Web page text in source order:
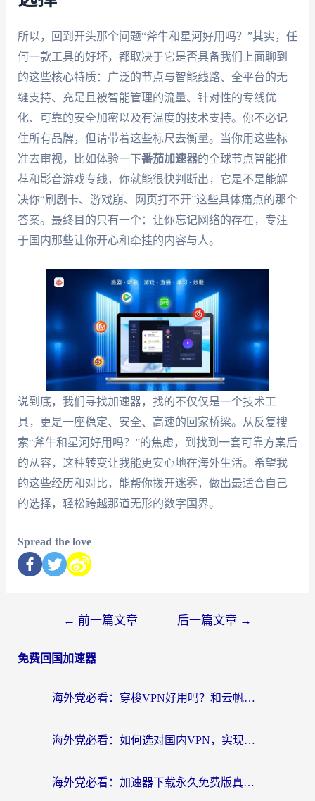
所以，回到开头那个问题“斧牛和星河好用吗？”其实，任
何一款工具的好坏，都取决于它是否具备我们上面聊到
的这些核心特质：广泛的节点与智能线路、全平台的无
缝支持、充足且被智能管理的流量、针对性的专线优
化、可靠的安全加密以及有温度的技术支持。你不必记
住所有品牌，但请带着这些标尺去衡量。当你用这些标
准去审视，比如体验一下番茄加速器的全球节点智能推
荐和影音游戏专线，你就能很快判断出，它是不是能解
决你“刷剧卡、游戏崩、网页打不开”这些具体痛点的那个
答案。最终目的只有一个：让你忘记网络的存在，专注
于国内那些让你开心和牵挂的内容与人。
说到底，我们寻找加速器，找的不仅仅是一个技术工
具，更是一座稳定、安全、高速的回家桥梁。从反复搜
索“斧牛和星河好用吗？”的焦虑，到找到一套可靠方案后
的从容，这种转变让我能更安心地在海外生活。希望我
的这些经历和对比，能帮你拨开迷雾，做出最适合自己
的选择，轻松跨越那道无形的数字国界。
Spread the love
← 前一篇文章 后一篇文章 →
免费回国加速器
海外党必看：穿梭VPN好用吗？和云帆VPN对比哪个回国效果更好？附真实测评+避坑指南
海外党必看：如何选对国内VPN，实现无缝访问国内资源？
海外党必看：加速器下载永久免费版真的存在吗？教你无缝访问国内资源的正确姿势